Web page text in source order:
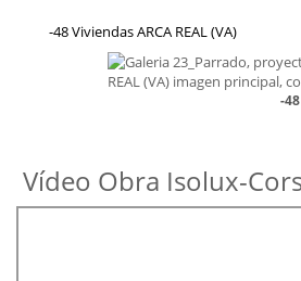
Priasa
-48 Viviendas ARCA REAL (VA)
-
Vídeo Obra Isolux-